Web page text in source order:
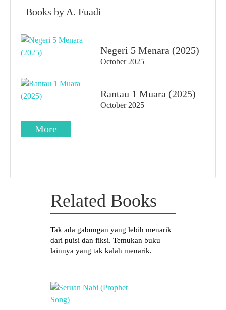
Books by A. Fuadi
Negeri 5 Menara (2025)
October 2025
Rantau 1 Muara (2025)
October 2025
More
Related Books
Tak ada gabungan yang lebih menarik
dari puisi dan fiksi. Temukan buku
lainnya yang tak kalah menarik.